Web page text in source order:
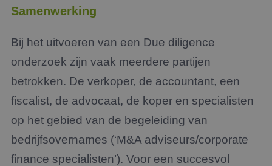
Samenwerking
Bij het uitvoeren van een Due diligence
onderzoek zijn vaak meerdere partijen
betrokken. De verkoper, de accountant, een
fiscalist, de advocaat, de koper en specialisten
op het gebied van de begeleiding van
bedrijfsovernames (‘M&A adviseurs/corporate
finance specialisten’). Voor een succesvol